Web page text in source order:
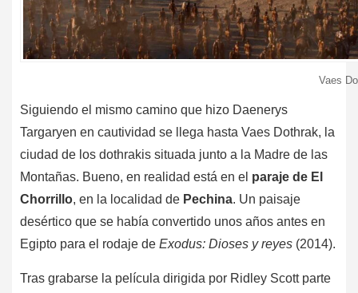
Vaes
Siguiendo el mismo camino que hizo Daenerys
Targaryen en cautividad se llega hasta Vaes Dothrak, la
ciudad de los dothrakis situada junto a la Madre de las
Montañas. Bueno, en realidad está en el paraje de El
Chorrillo, en la localidad de Pechina. Un paisaje
desértico que se había convertido unos años antes en
Egipto para el rodaje de Exodus: Dioses y reyes (2014).
Tras grabarse la película dirigida por Ridley Scott parte